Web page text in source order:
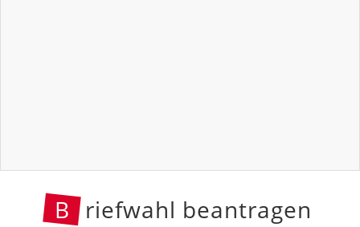
B riefwahl beantragen